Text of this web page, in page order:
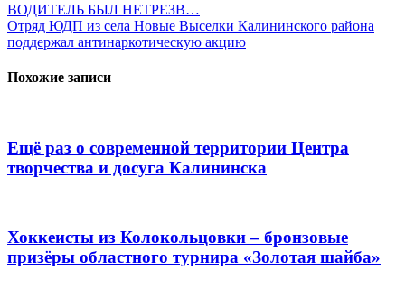
ВОДИТЕЛЬ БЫЛ НЕТРЕЗВ…
Отряд ЮДП из села Новые Выселки Калининского района
поддержал антинаркотическую акцию
Похожие записи
Ещё раз о современной территории Центра
творчества и досуга Калининска
Хоккеисты из Колокольцовки – бронзовые
призёры областного турнира «Золотая шайба»